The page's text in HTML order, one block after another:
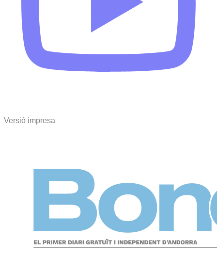
Versió impresa